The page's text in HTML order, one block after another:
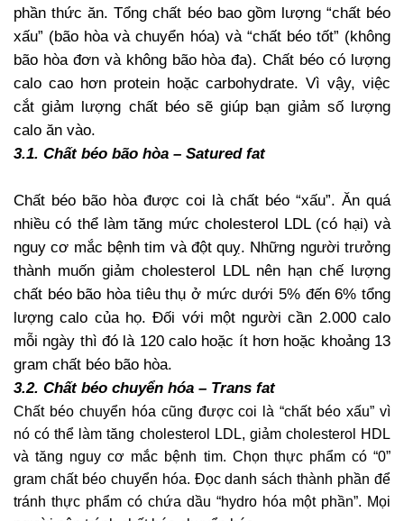
phần thức ăn. Tổng chất béo bao gồm lượng “chất béo
xấu” (bão hòa và chuyển hóa) và “chất béo tốt” (không
bão hòa đơn và không bão hòa đa). Chất béo có lượng
calo cao hơn protein hoặc carbohydrate. Vì vậy, việc
cắt giảm lượng chất béo sẽ giúp bạn giảm số lượng
calo ăn vào.
3.1. Chất béo bão hòa – Satured fat
Chất béo bão hòa được coi là chất béo “xấu”. Ăn quá
nhiều có thể làm tăng mức cholesterol LDL (có hại) và
nguy cơ mắc bệnh tim và đột quỵ. Những người trưởng
thành muốn giảm cholesterol LDL nên hạn chế lượng
chất béo bão hòa tiêu thụ ở mức dưới 5% đến 6% tổng
lượng calo của họ. Đối với một người cần 2.000 calo
mỗi ngày thì đó là 120 calo hoặc ít hơn hoặc khoảng 13
gram chất béo bão hòa.
3.2. Chất béo chuyển hóa – Trans fat
Chất béo chuyển hóa cũng được coi là “chất béo xấu” vì
nó có thể làm tăng cholesterol LDL, giảm cholesterol HDL
và tăng nguy cơ mắc bệnh tim. Chọn thực phẩm có “0”
gram chất béo chuyển hóa. Đọc danh sách thành phần để
tránh thực phẩm có chứa dầu “hydro hóa một phần”. Mọi